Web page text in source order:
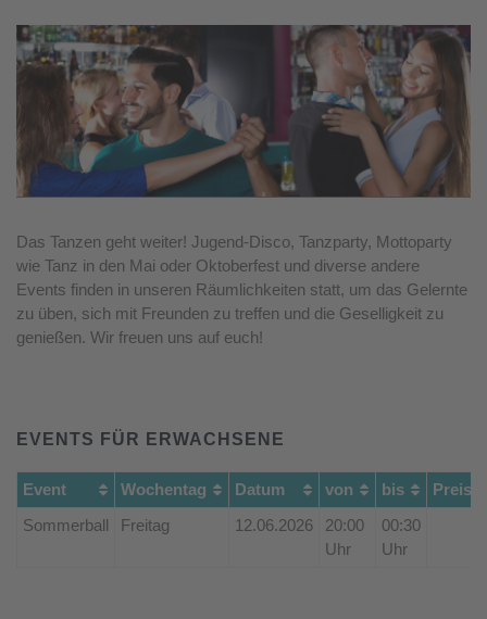
Das Tanzen geht weiter! Jugend-Disco, Tanzparty, Mottoparty
wie Tanz in den Mai oder Oktoberfest und diverse andere
Events finden in unseren Räumlichkeiten statt, um das Gelernte
zu üben, sich mit Freunden zu treffen und die Geselligkeit zu
genießen. Wir freuen uns auf euch!
EVENTS FÜR ERWACHSENE
Event Wochentag Datum von bis
Preis
Sommerball
Freitag 12.06.2026
20:00
Uhr
00:30
Uhr